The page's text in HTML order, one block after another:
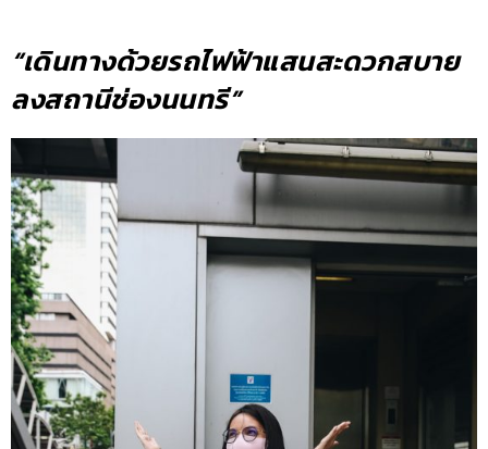
“เดินทางด้วยรถไฟฟ้าแสนสะดวกสบาย
ลงสถานีช่องนนทรี”